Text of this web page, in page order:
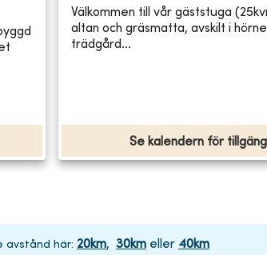
Välkommen till vår gäststuga
altan och gräsmatta, avskilt i
trädgård...
Se kalendern för
avstånd här: 20km, 30km eller 40km